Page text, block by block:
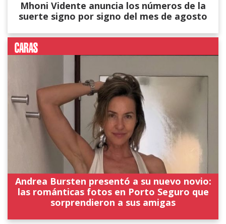
Mhoni Vidente anuncia los números de la
suerte signo por signo del mes de agosto
Andrea Bursten presentó a su nuevo novio:
las románticas fotos en Porto Seguro que
sorprendieron a sus amigas